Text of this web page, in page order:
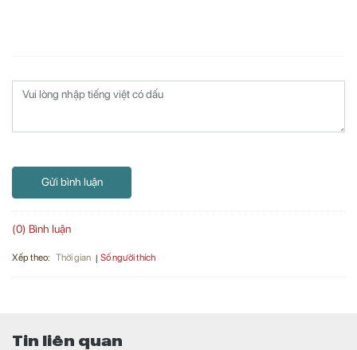
Gửi bình luận
(0) Bình luận
Xếp theo: Thời gian Số người thích
Tin liên quan